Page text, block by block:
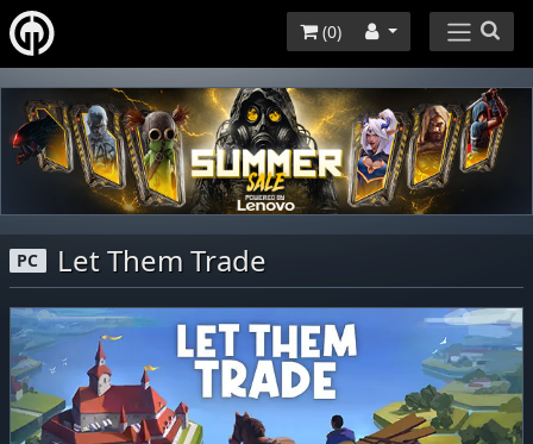
(0)
PC Let Them Trade